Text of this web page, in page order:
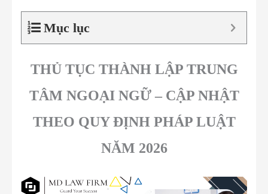
Mục lục
THỦ TỤC THÀNH LẬP TRUNG
TÂM NGOẠI NGỮ – CẬP NHẬT
THEO QUY ĐỊNH PHÁP LUẬT
NĂM 2026